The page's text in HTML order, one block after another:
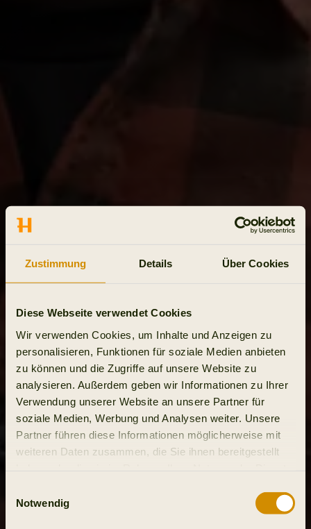
Zustimmung Details Über Cookies
Diese Webseite verwendet Cookies
Wir verwenden Cookies, um Inhalte und Anzeigen zu
personalisieren, Funktionen für soziale Medien anbieten
zu können und die Zugriffe auf unsere Website zu
analysieren. Außerdem geben wir Informationen zu Ihrer
Verwendung unserer Website an unsere Partner für
soziale Medien, Werbung und Analysen weiter. Unsere
Partner führen diese Informationen möglicherweise mit
weiteren Daten zusammen, die Sie ihnen bereitgestellt
Notwendig